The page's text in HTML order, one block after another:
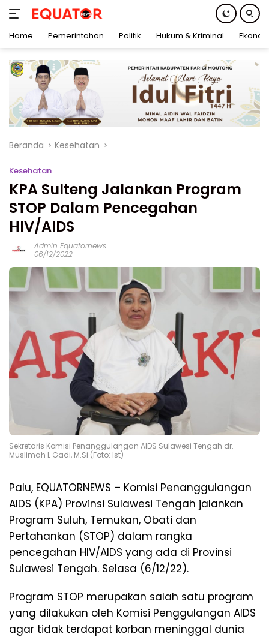
konten
Home Pemerintahan Politik Hukum & Kriminal
Beranda Kesehatan
Kesehatan
KPA Sulteng Jalankan Program
STOP Dalam Pencegahan
HIV/AIDS
Admin Equatornews
06/12/2022
Sekretaris Komisi Penanggulangan AIDS Sulawesi Tengah dr.
Muslimah L Gadi, M.Si (Foto: Ist)
Palu, EQUATORNEWS – Komisi Penanggulangan
AIDS (KPA) Provinsi Sulawesi Tengah jalankan
Program Suluh, Temukan, Obati dan
Pertahankan (STOP) dalam rangka
pencegahan HIV/AIDS yang ada di Provinsi
Sulawesi Tengah. Selasa (6/12/22).
Program STOP merupakan salah satu program
yang dilakukan oleh Komisi Penggulangan AIDS
agar tidak terdapat korban meninggal dunia